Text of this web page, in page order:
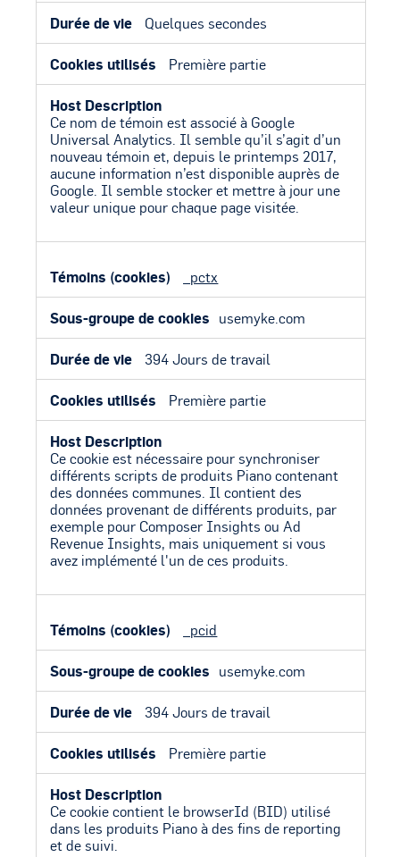
Quelques secondes
Première partie
Ce nom de témoin est associé à Google
Universal Analytics. Il semble qu’il s’agit d’un
nouveau témoin et, depuis le printemps 2017,
aucune information n’est disponible auprès de
Google. Il semble stocker et mettre à jour une
valeur unique pour chaque page visitée.
_pctx
usemyke.com
394 Jours de travail
Première partie
Ce cookie est nécessaire pour synchroniser
différents scripts de produits Piano contenant
des données communes. Il contient des
données provenant de différents produits, par
exemple pour Composer Insights ou Ad
Revenue Insights, mais uniquement si vous
avez implémenté l'un de ces produits.
_pcid
usemyke.com
394 Jours de travail
Première partie
Ce cookie contient le browserId (BID) utilisé
dans les produits Piano à des fins de reporting
et de suivi.